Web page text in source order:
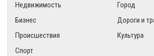
Недвижимость
Город
Бизнес
Дороги и
Происшествия
Культура
Спорт